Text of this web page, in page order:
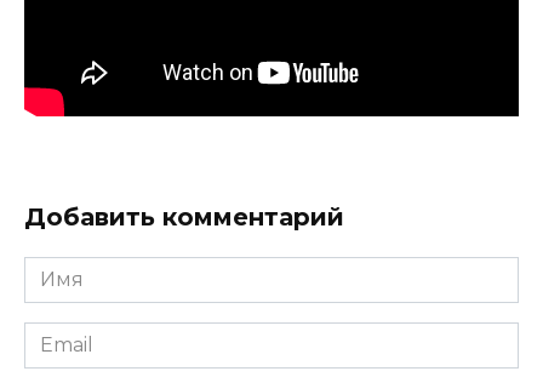
Добавить комментарий
Имя
*
Email
*